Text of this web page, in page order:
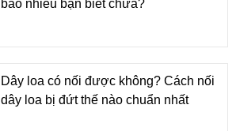
bao nhiêu bạn biết chưa?
Dây loa có nối được không? Cách nối
dây loa bị đứt thế nào chuẩn nhất